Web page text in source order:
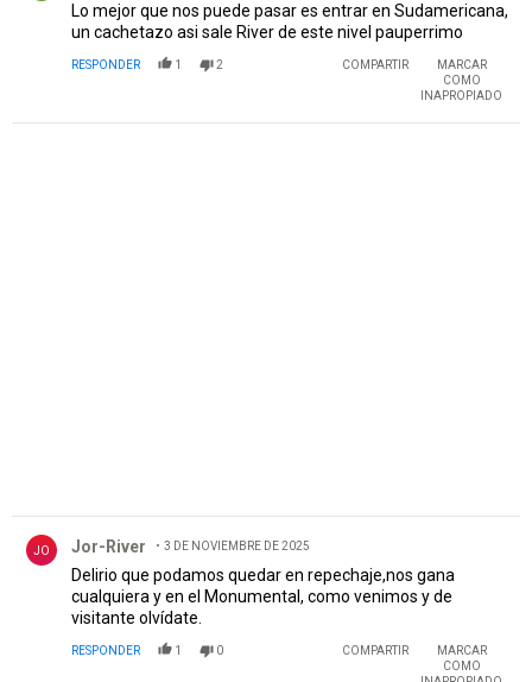
Lo mejor que nos puede pasar es entrar en Sudamericana,
un cachetazo asi sale River de este nivel pauperrimo
RESPONDER 1 2 COMPARTIR
MARCAR
COMO
INAPROPIADO
JO Jor-River 3 DE NOVIEMBRE DE 2025
Delirio que podamos quedar en repechaje,nos gana
cualquiera y en el Monumental, como venimos y de
visitante olvídate.
RESPONDER 1 0 COMPARTIR
MARCAR
COMO